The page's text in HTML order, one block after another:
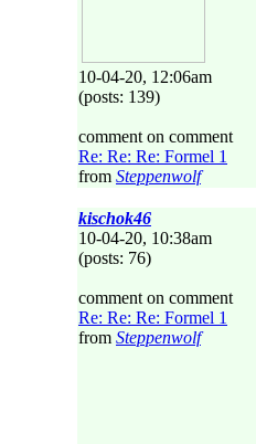
10-04-20, 12:06am
(posts: 139)
comment on comment
Re: Re: Re: Formel 1
from Steppenwolf
kischok46
10-04-20, 10:38am
(posts: 76)
comment on comment
Re: Re: Re: Formel 1
from Steppenwolf